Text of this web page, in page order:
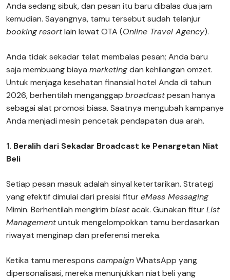
Anda sedang sibuk, dan pesan itu baru dibalas dua jam
kemudian. Sayangnya, tamu tersebut sudah telanjur
bookingresortlain lewat OTA (Online Travel Agency).
Anda tidak sekadar telat membalas pesan; Anda baru
saja membuang biaya marketingdan kehilangan omzet.
Untuk menjaga kesehatan finansial hotel Anda di tahun
2026, berhentilah menganggap broadcastpesan hanya
sebagai alat promosi biasa. Saatnya mengubah kampanye
Anda menjadi mesin pencetak pendapatan dua arah.
1. Beralih dari Sekadar Broadcast ke Penargetan Niat
Beli
Setiap pesan masuk adalah sinyal ketertarikan. Strategi
yang efektif dimulai dari presisi fitureMass Messaging
Mimin. Berhentilah mengirim blastacak. Gunakan fiturList
Managementuntuk mengelompokkan tamu berdasarkan
riwayat menginap dan preferensi mereka.
Ketika tamu merespons campaignWhatsApp yang
dipersonalisasi, mereka menunjukkan niat beli yang